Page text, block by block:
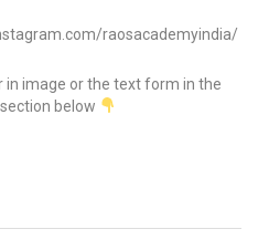
raosacademyindia/
in image or the text form in the
below